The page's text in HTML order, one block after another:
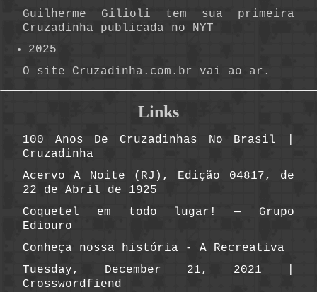
Guilherme Gilioli tem sua primeira
Cruzadinha publicada no NYT
2025
O site Cruzadinha.com.br vai ao ar.
Links
100 Anos De Cruzadinhas No Brasil |
Cruzadinha
Acervo A Noite (RJ), Edição 04817, de
22 de Abril de 1925
Coquetel em todo lugar! — Grupo
Ediouro
Conheça nossa história - A Recreativa
Tuesday, December 21, 2021 |
Crosswordfiend